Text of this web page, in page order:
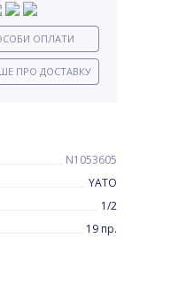
ОПЛАТИ
ПРО ДОСТАВКУ
N1053605
YATO
1/2
19 пр.